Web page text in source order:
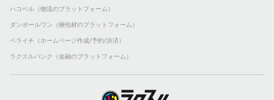
ハコベル（物流のプラットフォーム）
ダンボールワン（梱包材のプラットフォーム）
ペライチ（ホームページ作成/予約/決済）
ラクスルバンク（金融のプラットフォーム）